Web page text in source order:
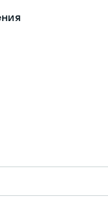
online